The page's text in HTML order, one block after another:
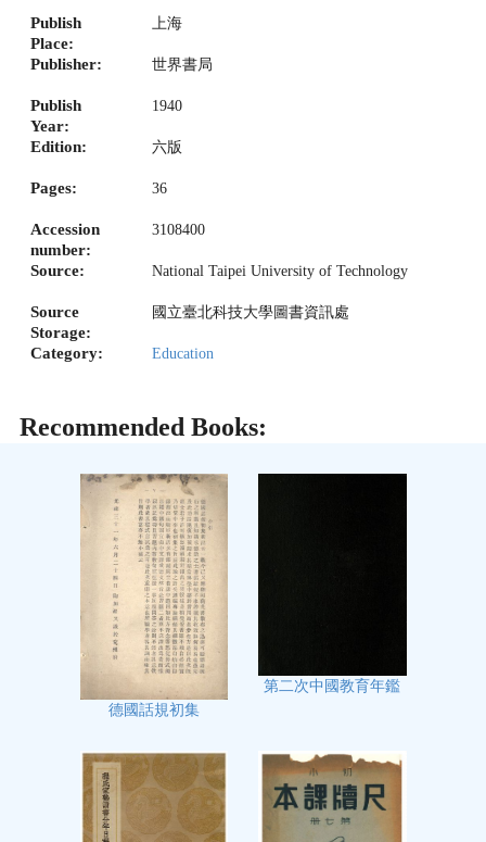
Publish
Place:
上海
Publisher: 世界書局
Publish
Year:
1940
Edition: 六版
Pages: 36
Accession
number:
3108400
Source: National Taipei University of Technology
Source
Storage:
國立臺北科技大學圖書資訊處
Category: Education
Recommended Books:
德國話規初集
第二次中國教育年鑑